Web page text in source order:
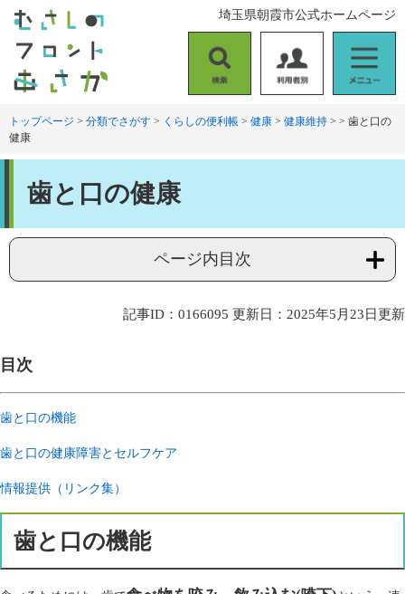
す
。
し
て
索
用
者
ニ
ュ
埼玉県朝霞市公式ホームページ
トップページ > 分類でさがす > くらしの便利帳 > 健康 > 健康維持 > > 歯と口の
健康
歯と口の健康
ページ内目次
記事ID：0166095 更新日：2025年5月23日更新
目次
歯と口の機能
歯と口の健康障害とセルフケア
情報提供（リンク集）
歯と口の機能